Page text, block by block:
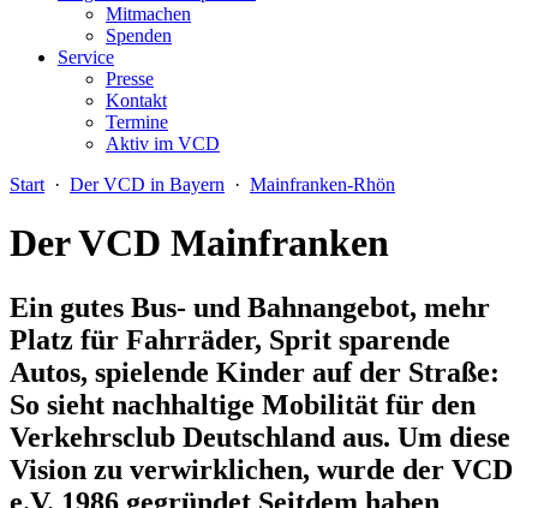
Mitmachen
Spenden
Service
Presse
Kontakt
Termine
Aktiv im VCD
Start · Der VCD in Bayern · Mainfranken-Rhön
Der VCD Mainfranken
Ein gutes Bus- und Bahnangebot, mehr
Platz für Fahrräder, Sprit sparende
Autos, spielende Kinder auf der Straße:
So sieht nachhaltige Mobilität für den
Verkehrsclub Deutschland aus. Um diese
Vision zu verwirklichen, wurde der VCD